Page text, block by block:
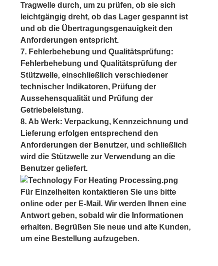
Tragwelle durch, um zu prüfen, ob sie sich
leichtgängig dreht, ob das Lager gespannt ist
und ob die Übertragungsgenauigkeit den
Anforderungen entspricht.
7. Fehlerbehebung und Qualitätsprüfung:
Fehlerbehebung und Qualitätsprüfung der
Stützwelle, einschließlich verschiedener
technischer Indikatoren, Prüfung der
Aussehensqualität und Prüfung der
Getriebeleistung.
8. Ab Werk: Verpackung, Kennzeichnung und
Lieferung erfolgen entsprechend den
Anforderungen der Benutzer, und schließlich
wird die Stützwelle zur Verwendung an die
Benutzer geliefert.
Für Einzelheiten kontaktieren Sie uns bitte
online oder per E-Mail. Wir werden Ihnen eine
Antwort geben, sobald wir die Informationen
erhalten. Begrüßen Sie neue und alte Kunden,
um eine Bestellung aufzugeben.